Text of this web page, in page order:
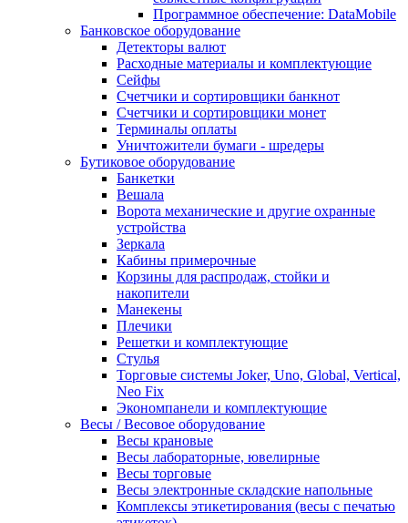
Программное обеспечение: DataMobile
Банковское оборудование
Детекторы валют
Расходные материалы и комплектующие
Сейфы
Счетчики и сортировщики банкнот
Счетчики и сортировщики монет
Терминалы оплаты
Уничтожители бумаги - шредеры
Бутиковое оборудование
Банкетки
Вешала
Ворота механические и другие охранные
устройства
Зеркала
Кабины примерочные
Корзины для распродаж, стойки и
накопители
Манекены
Плечики
Решетки и комплектующие
Стулья
Торговые системы Joker, Uno, Global, Vertical,
Neo Fix
Экономпанели и комплектующие
Весы / Весовое оборудование
Весы крановые
Весы лабораторные, ювелирные
Весы торговые
Весы электронные складские напольные
Комплексы этикетирования (весы с печатью